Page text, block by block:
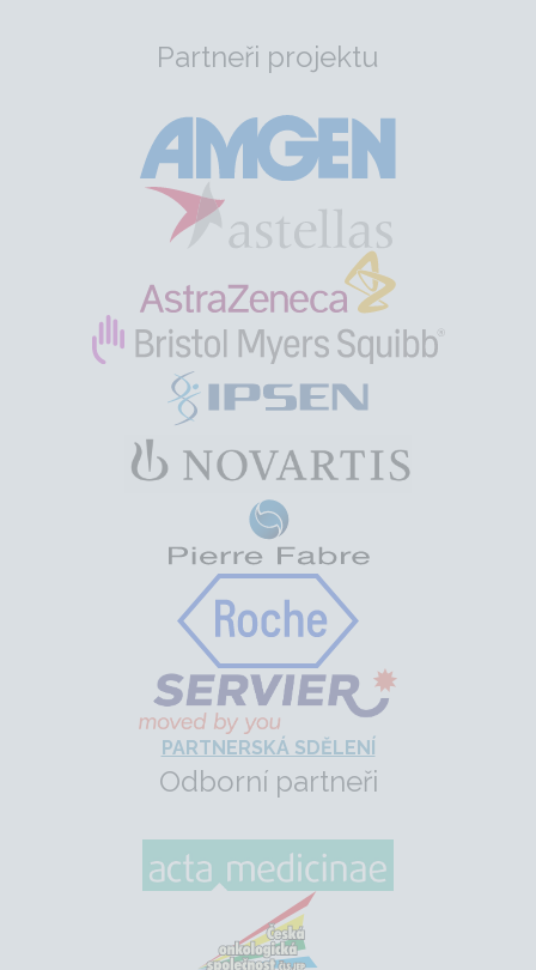
Partneři projektu
PARTNERSKÁ SDĚLENÍ
Odborní partneři